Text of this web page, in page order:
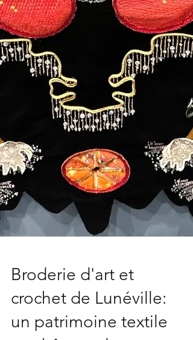
Broderie d'art et
crochet de Lunéville: